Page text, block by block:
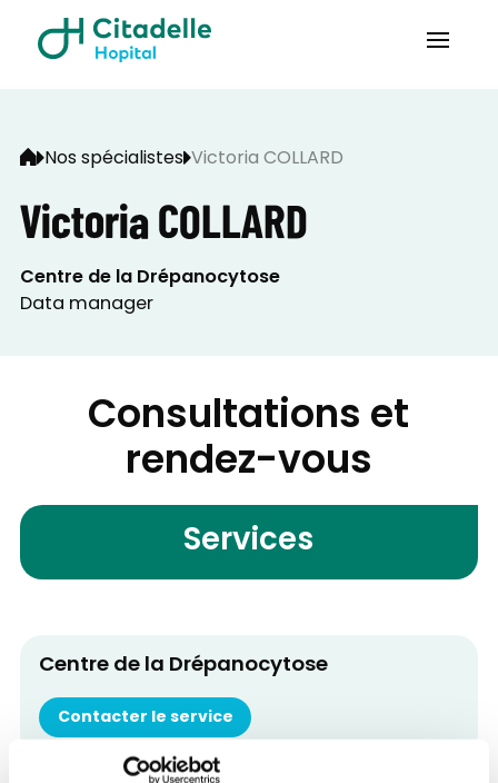
Nos spécialistes Victoria COLLARD
Victoria COLLARD
Centre de la Drépanocytose
Data manager
Consultations et
rendez-vous
Services
Centre de la Drépanocytose
Contacter le service